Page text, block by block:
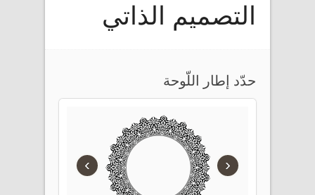
التصميم الذاتي
حدّد إطار اللّوحة
› ‹